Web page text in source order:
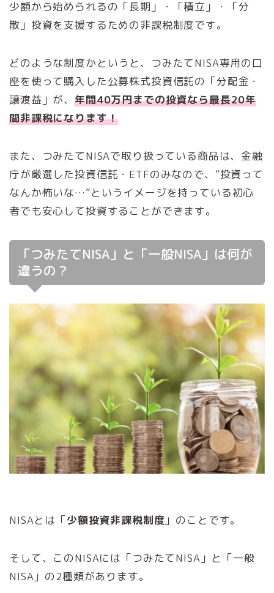
少額から始められるの「長期」・「積立」・「分
散」投資を支援するための非課税制度です。
どのような制度かというと、つみたてNISA専用の口
座を使って購入した公募株式投資信託の「分配金・
譲渡益」が、年間40万円までの投資なら最長20年
間非課税になります！
また、つみたてNISAで取り扱っている商品は、金融
庁が厳選した投資信託・ETFのみなので、“投資って
なんか怖いな…”というイメージを持っている初心
者でも安心して投資することができます。
「つみたてNISA」と「一般NISA」は何が
違うの？
NISAとは「少額投資非課税制度 」のことです。
そして、このNISAには「つみたてNISA」と「一般
NISA」の2種類があります。